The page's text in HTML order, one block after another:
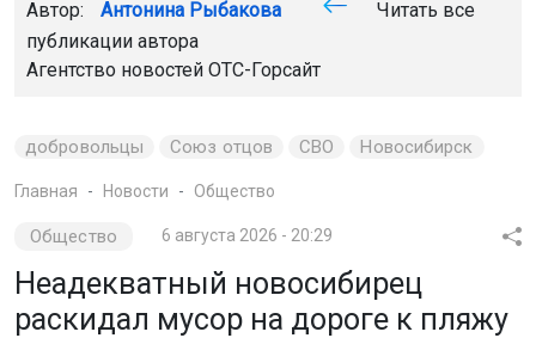
Автор: Антонина Рыбакова
Читать все
публикации автора
Агентство новостей ОТС-Горсайт
добровольцы Союз отцов СВО Новосибирск
Главная Новости Общество
Общество 6 августа 2026 - 20:29
Неадекватный новосибирец
раскидал мусор на дороге к пляжу